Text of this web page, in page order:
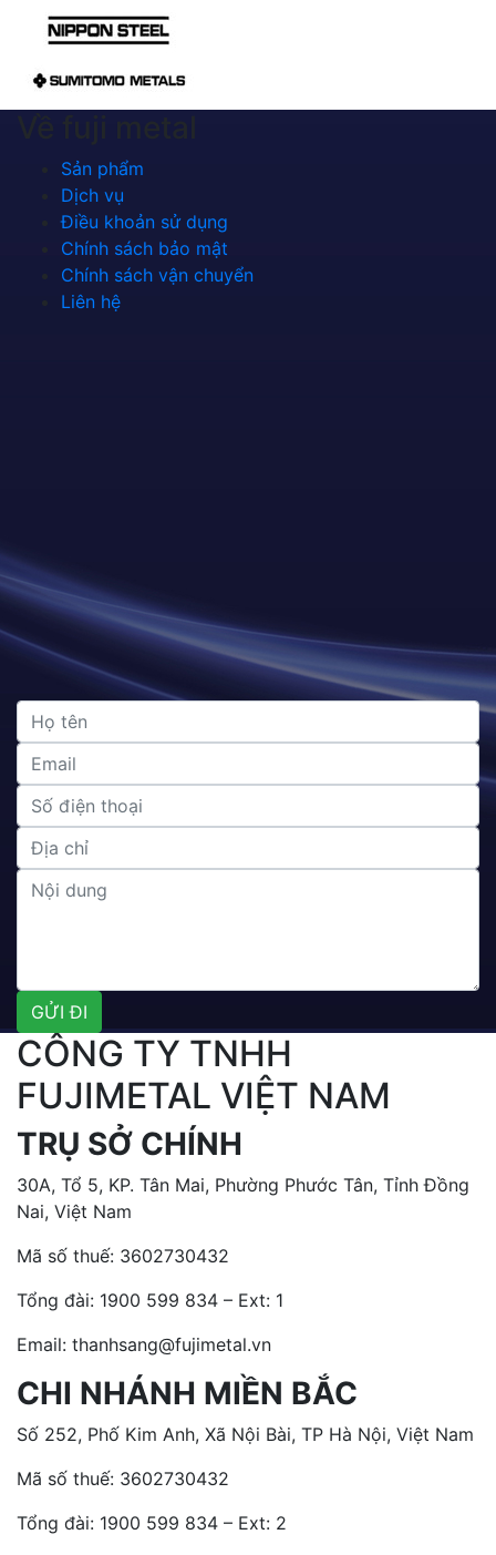
Sản phẩm
Dịch vụ
Điều khoản sử dụng
Chính sách bảo mật
Chính sách vận chuyển
Liên hệ
CÔNG TY TNHH
FUJIMETAL VIỆT NAM
TRỤ SỞ CHÍNH
30A, Tổ 5, KP. Tân Mai, Phường Phước Tân, Tỉnh Đồng
Nai, Việt Nam
Mã số thuế: 3602730432
Tổng đài: 1900 599 834 – Ext: 1
Email: thanhsang@fujimetal.vn
CHI NHÁNH MIỀN BẮC
Số 252, Phố Kim Anh, Xã Nội Bài, TP Hà Nội, Việt Nam
Mã số thuế: 3602730432
Tổng đài: 1900 599 834 – Ext: 2